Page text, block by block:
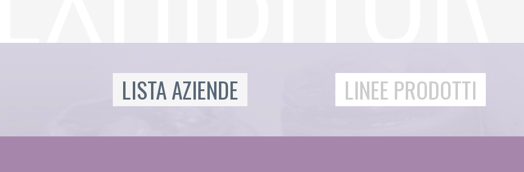
LISTA AZIENDE LINEE PRODOTTI